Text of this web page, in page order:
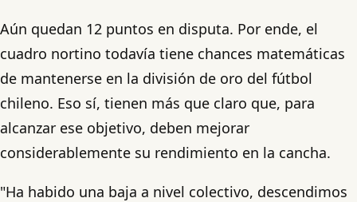
Aún quedan 12 puntos en disputa. Por ende, el
cuadro nortino todavía tiene chances matemáticas
de mantenerse en la división de oro del fútbol
chileno. Eso sí, tienen más que claro que, para
alcanzar ese objetivo, deben mejorar
considerablemente su rendimiento en la cancha.
"Ha habido una baja a nivel colectivo, descendimos